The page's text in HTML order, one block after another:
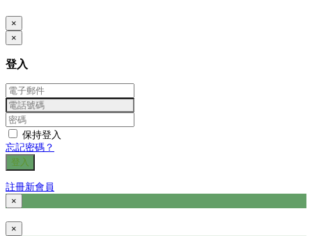
×
×
登入
保持登入
忘記密碼？
登入
註冊新會員
×
×